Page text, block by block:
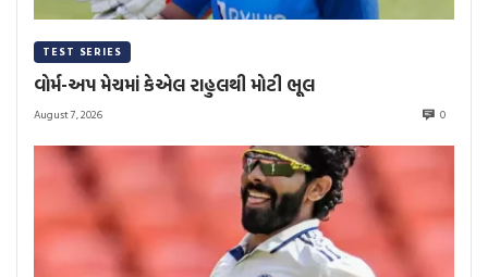
TEST SERIES
વોર્મ-અપ મેચમાં કેએલ રાહુલથી મોટી ભૂલ
August 7, 2026 0